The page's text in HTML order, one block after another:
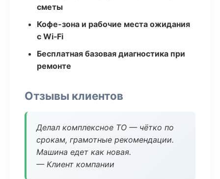
сметы
Кофе-зона и рабочие места ожидания
с Wi‑Fi
Бесплатная базовая диагностика при
ремонте
Отзывы клиентов
Делал комплексное ТО — чётко по
срокам, грамотные рекомендации.
Машина едет как новая.
— Клиент компании